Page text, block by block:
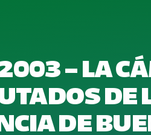
– LA
DE
DE